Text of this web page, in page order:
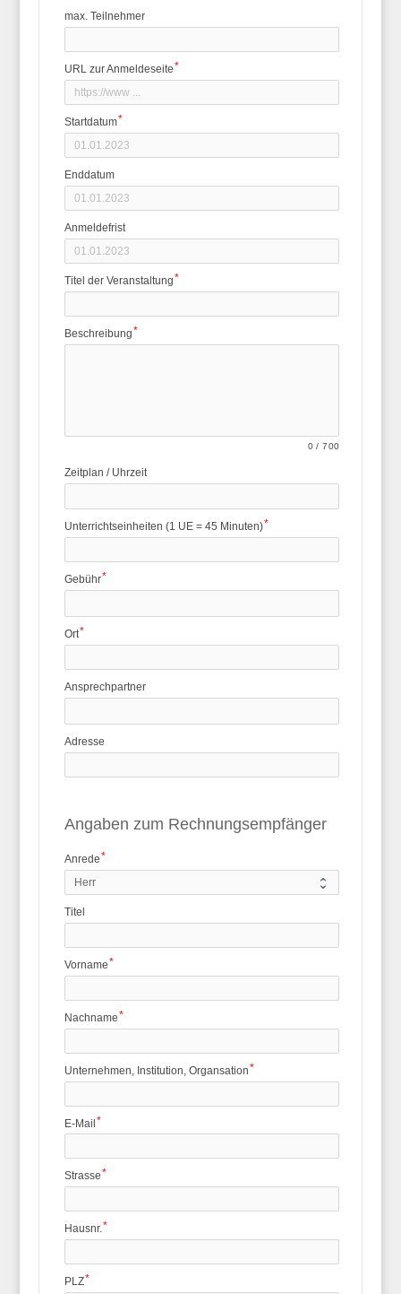
max. Teilnehmer
URL zur Anmeldeseite
Startdatum
Enddatum
Anmeldefrist
Titel der Veranstaltung
Beschreibung
0 /700
Zeitplan / Uhrzeit
Unterrichtseinheiten (1 UE = 45 Minuten)
Gebühr
Ort
Ansprechpartner
Adresse
Angaben zum Rechnungsempfänger
Anrede
Titel
Vorname
Nachname
Unternehmen, Institution, Organsation
E-Mail
Strasse
Hausnr.
PLZ